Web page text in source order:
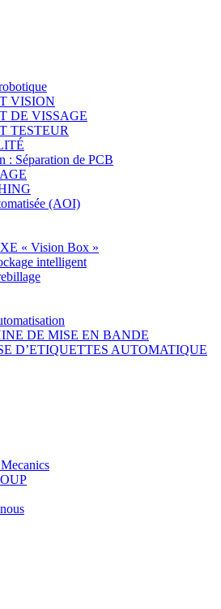
VISION
DE VISSAGE
TESTEUR
: Séparation de PCB
(AOI)
« Vision Box »
intelligent
DE MISE EN BANDE
D’ETIQUETTES AUTOMATIQUE